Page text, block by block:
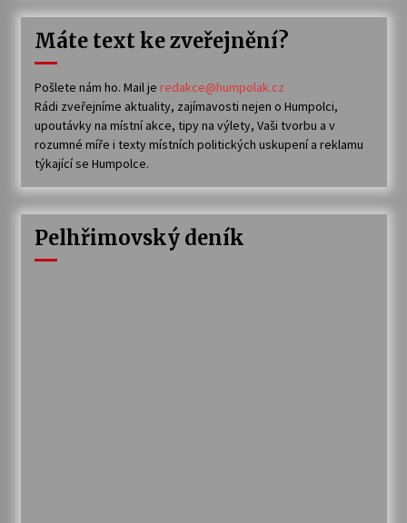
Máte text ke zveřejnění?
Pošlete nám ho. Mail je redakce@humpolak.cz
Rádi zveřejníme aktuality, zajímavosti nejen o Humpolci,
upoutávky na místní akce, tipy na výlety, Vaši tvorbu a v
rozumné míře i texty místních politických uskupení a reklamu
týkající se Humpolce.
Pelhřimovský deník